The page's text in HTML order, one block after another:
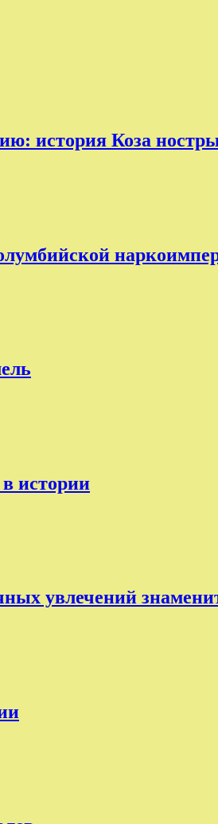
история Коза
истории
увлечений